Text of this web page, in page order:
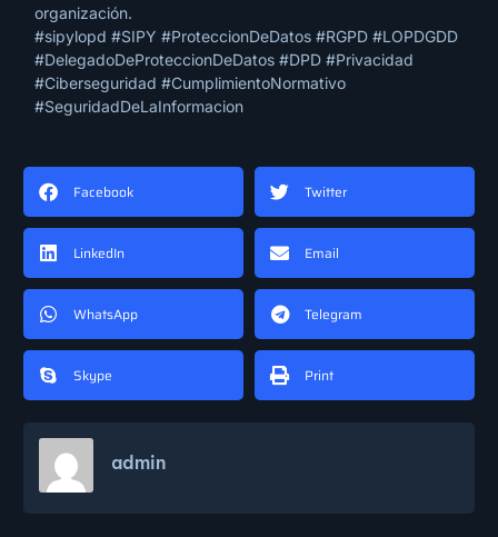
organización.
#sipylopd #SIPY #ProteccionDeDatos #RGPD #LOPDGDD
#DelegadoDeProteccionDeDatos #DPD #Privacidad
#Ciberseguridad #CumplimientoNormativo
#SeguridadDeLaInformacion
Facebook Twitter
LinkedIn Email
WhatsApp Telegram
Skype Print
admin